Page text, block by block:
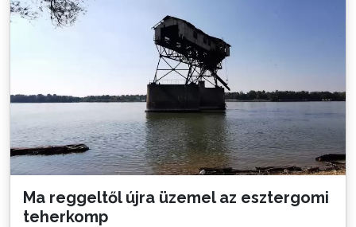
Ma reggeltől újra üzemel az esztergomi
teherkomp